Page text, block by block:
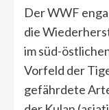
Der WWF
die
im süd-
Vorfeld der
gefährdete